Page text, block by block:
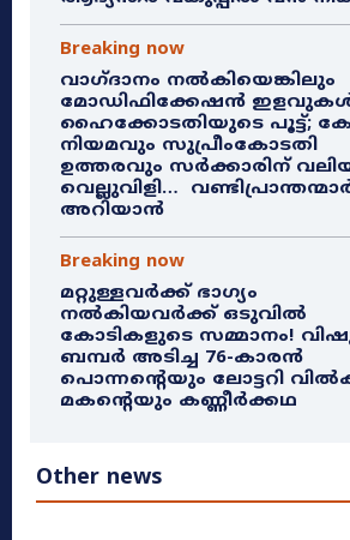
Breaking now
വാഗ്ദാനം നൽകിയെങ്കിലും
മോഡിഫിക്കേഷൻ
ഹൈക്കോടതിയുടെ പൂട്ട്;
നിയമവും സുപ്രീംകോടതി
ഉത്തരവും സർക്കാരിന്
വെല്ലുവിളി…
അറിയാൻ
Breaking now
മറ്റുള്ളവർക്ക് ഭാഗ്യം
നൽകിയവർക്ക് ഒടുവിൽ
കോടികളുടെ സമ്മാനം!
ബമ്പർ അടിച്ച 76-കാരൻ
പൊന്നന്റെയും ലോട്ടറി
മകന്റെയും കണ്ണീർക്കഥ
Other news